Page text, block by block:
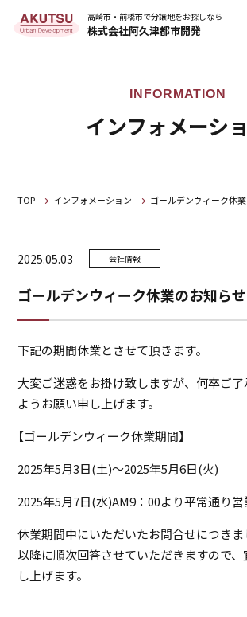
高崎市・前橋市で分譲地をお探しなら
株式会社阿久津都市開発
インフォメーシ
TOP インフォメーション ゴールデンウィーク休
2025.05.03 会社情報
ゴールデンウィーク休業のお知らせ
下記の期間休業とさせて頂きます。
大変ご迷惑をお掛け致しますが、何卒ご
ようお願い申し上げます。
【ゴールデンウィーク休業期間】
2025年5月3日(土)～2025年5月6日(火)
2025年5月7日(水)AM9：00より平常通り営
休業期間中にいただいたお問合せにつき
以降に順次回答させていただきますので
し上げます。